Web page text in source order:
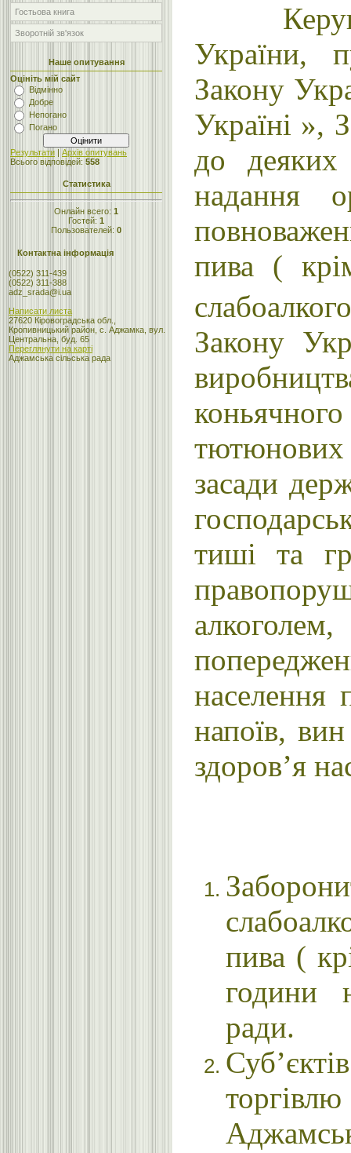
Гостьова книга
Зворотній зв'язок
Наше опитування
Оцініть мій сайт
Відмінно
Добре
Непогано
Погано
Результати | Архів опитувань
Всього відповідей: 558
Статистика
Онлайн всего: 1
Гостей: 1
Пользователей: 0
Контактна інформація
(0522) 311-439
(0522) 311-388
adz_srada@i.ua
Написати листа
27620 Кіровоградська обл.,
Кропивницький район, с. Аджамка, вул.
Центральна, буд. 65
Переглянути на карті
Аджамська сільська рада
України,
Закону
Україні »,
до деяких
надання
пива (
Закону
засади
тиші та
населення
напоїв,
здоров’я
пива (
години
ради.